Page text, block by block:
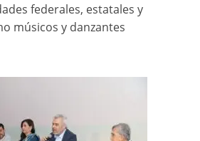
federales, estatales y
músicos y danzantes